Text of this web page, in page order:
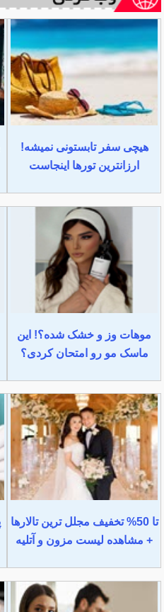
هیچی سفر تابستونی نمیشه!
ارزانترین تورها اینجاست
موهات وز و خشک شده؟! این
ماسک مو رو امتحان کردی؟
تا 50% تخفیف مجلل ترین تالارها
+ مشاهده لیست مزون و آتلیه